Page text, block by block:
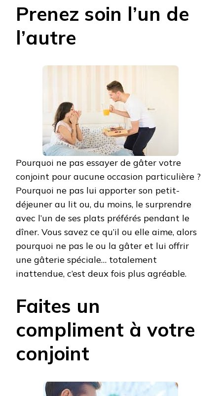
Prenez soin l’un de
l’autre
Pourquoi ne pas essayer de gâter votre
conjoint pour aucune occasion particulière ?
Pourquoi ne pas lui apporter son petit-
déjeuner au lit ou, du moins, le surprendre
avec l’un de ses plats préférés pendant le
dîner. Vous savez ce qu’il ou elle aime, alors
pourquoi ne pas le ou la gâter et lui offrir
une gâterie spéciale… totalement
inattendue, c’est deux fois plus agréable.
Faites un
compliment à votre
conjoint